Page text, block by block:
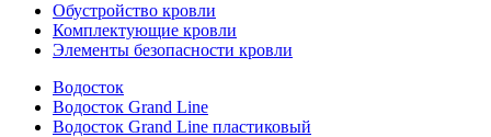
Обустройство кровли
Комплектующие кровли
Элементы безопасности кровли
Водосток
Водосток Grand Line
Водосток Grand Line пластиковый